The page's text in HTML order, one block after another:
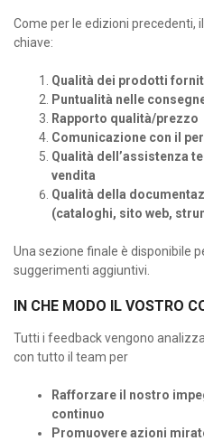
Come per le edizioni precedenti,
chiave:
Qualità dei prodotti
Puntualità nelle
Rapporto qualità/prezzo
Comunicazione con il
Qualità dell’assistenza
vendita
Qualità della
(cataloghi, sito web,
Una sezione finale è disponibile
suggerimenti aggiuntivi.
IN CHE MODO IL VOSTRO
Tutti i feedback vengono
con tutto il team per
Rafforzare il nostro
continuo
Promuovere azioni